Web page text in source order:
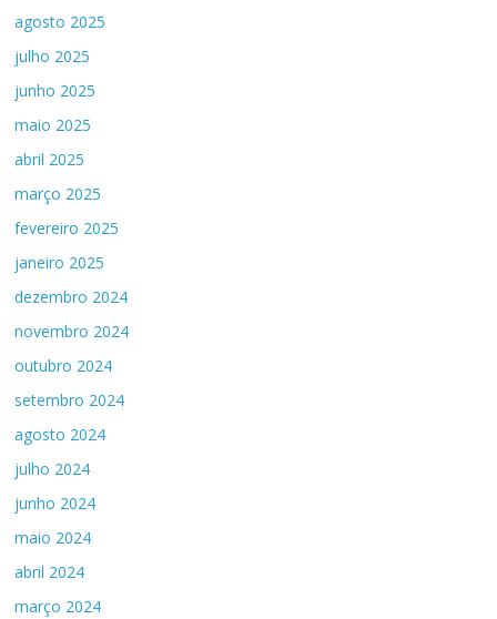
agosto 2025
julho 2025
junho 2025
maio 2025
abril 2025
março 2025
fevereiro 2025
janeiro 2025
dezembro 2024
novembro 2024
outubro 2024
setembro 2024
agosto 2024
julho 2024
junho 2024
maio 2024
abril 2024
março 2024